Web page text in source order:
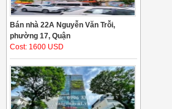
Bán nhà 22A Nguyễn Văn Trỗi,
phường 17, Quận
Cost: 1600 USD